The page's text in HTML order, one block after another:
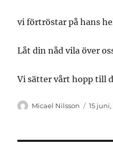
vi förtröstar på hans
Låt din nåd vila över
Vi sätter vårt hopp till
Författare
Micael Nilsson 15 juni,